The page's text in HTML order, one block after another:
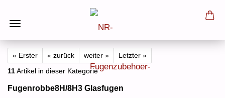
« Erster « zurück weiter »
Letzter »
11Artikel in dieser Kategorie
Fugenrobbe8H/8H3 Glasfugen